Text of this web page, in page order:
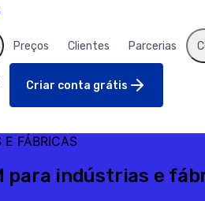
Preços Clientes Parcerias
Criar conta grátis
E FÁBRICAS
para indústrias e